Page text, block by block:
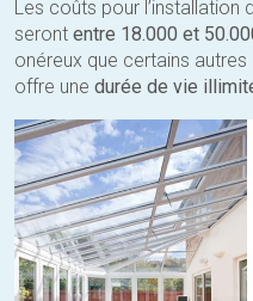
Les coûts pour l’installation
seront entre 18.000 et
onéreux que certains autres
offre une durée de vie